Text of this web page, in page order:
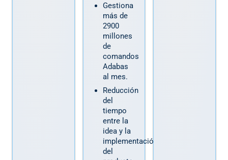
Gestiona
más de
2900
millones
de
comandos
Adabas
al mes.
Reducción
del
tiempo
entre la
idea y la
implementación
del